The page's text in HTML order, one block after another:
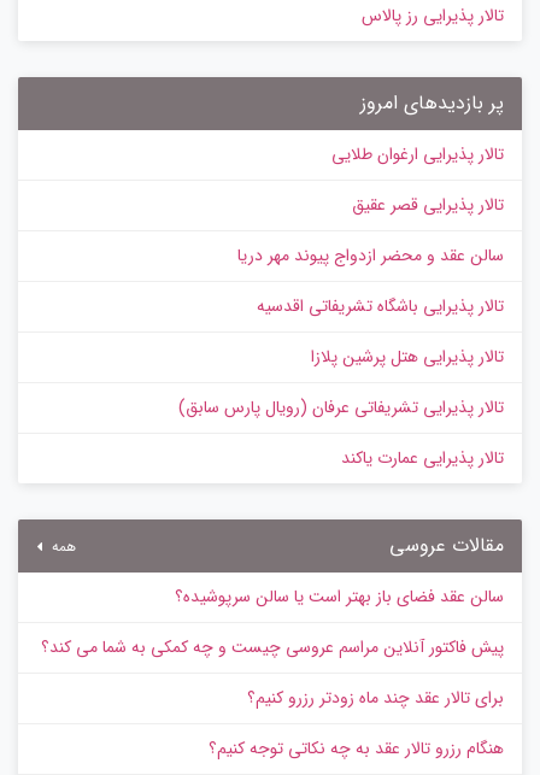
تالار پذیرایی رز پالاس
پر بازدیدهای امروز
تالار پذیرایی ارغوان طلایی
تالار پذیرایی قصر عقیق
سالن عقد و محضر ازدواج پیوند مهر دریا
تالار پذیرایی باشگاه تشریفاتی اقدسیه
تالار پذیرایی هتل پرشین پلازا
تالار پذیرایی تشریفاتی عرفان (رویال پارس سابق)
تالار پذیرایی عمارت یاکند
مقالات عروسی همه
سالن عقد فضای باز بهتر است یا سالن سرپوشیده؟
پیش‌ فاکتور آنلاین مراسم عروسی چیست و چه کمکی به شما می کند؟
برای تالار عقد چند ماه زودتر رزرو کنیم؟
هنگام رزرو تالار عقد به چه نکاتی توجه کنیم؟